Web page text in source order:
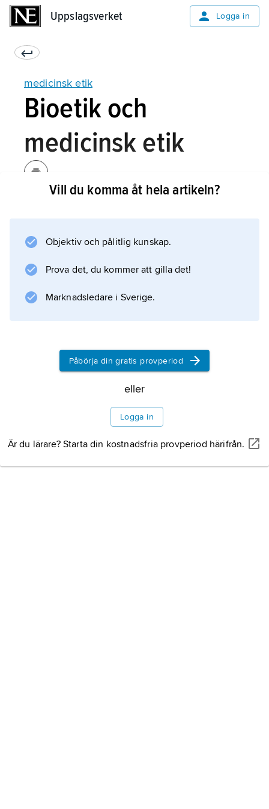
Uppslagsverket Logga in
medicinsk etik
Bioetik och
medicinsk etik
bioetik
. Den används ibland synonymt med
”medicinsk etik”, men har alltmer kommit att
bioteknik i lantbruk samt livs- och
Vill du komma åt hela artikeln?
Objektiv och pålitlig kunskap.
Prova det, du kommer att gilla det!
Marknadsledare i Sverige.
Påbörja din gratis provperiod
eller
Logga in
Är du lärare? Starta din kostnadsfria provperiod härifrån.